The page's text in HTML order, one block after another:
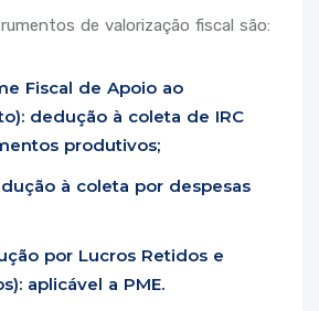
de valorização fiscal são:
Fiscal de Apoio ao
dedução à coleta de IRC
produtivos;
à coleta por despesas
por Lucros Retidos e
aplicável a PME.